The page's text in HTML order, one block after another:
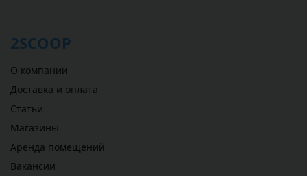
2SCOOP
О компании
Доставка и оплата
Статьи
Магазины
Аренда помещений
Вакансии